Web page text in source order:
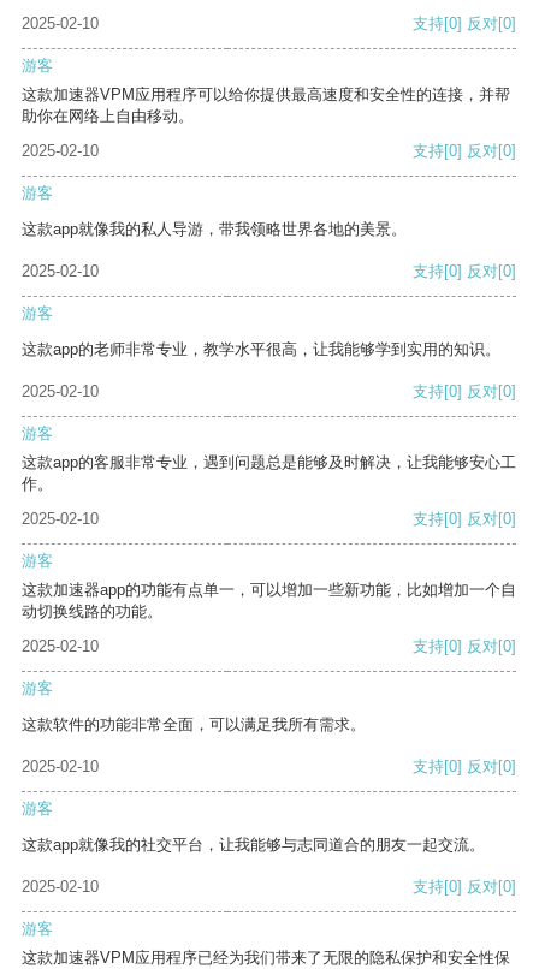
2025-02-10
支持[0] 反对[0]
游客
这款加速器VPM应用程序可以给你提供最高速度和安全性的连接，并帮
助你在网络上自由移动。
2025-02-10
支持[0] 反对[0]
游客
这款app就像我的私人导游，带我领略世界各地的美景。
2025-02-10 支持[0] 反对[0]
游客
这款app的老师非常专业，教学水平很高，让我能够学到实用的知识。
2025-02-10 支持[0] 反对[0]
游客
这款app的客服非常专业，遇到问题总是能够及时解决，让我能够安心工
作。
2025-02-10
支持[0] 反对[0]
游客
这款加速器app的功能有点单一，可以增加一些新功能，比如增加一个自
动切换线路的功能。
2025-02-10
支持[0] 反对[0]
游客
这款软件的功能非常全面，可以满足我所有需求。
2025-02-10 支持[0] 反对[0]
游客
这款app就像我的社交平台，让我能够与志同道合的朋友一起交流。
2025-02-10 支持[0] 反对[0]
游客
这款加速器VPM应用程序已经为我们带来了无限的隐私保护和安全性保